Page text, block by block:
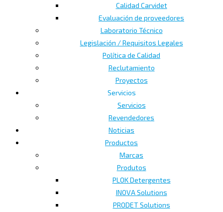
Calidad Carvidet
Evaluación de proveedores
Laboratorio Técnico
Legislación / Requisitos Legales
Política de Calidad
Reclutamiento
Proyectos
Servicios
Servicios
Revendedores
Noticias
Productos
Marcas
Produtos
PLOK Detergentes
INOVA Solutions
PRODET Solutions